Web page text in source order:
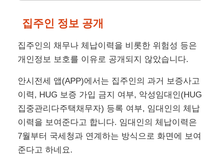
집주인 정보 공개
집주인의 채무나 체납이력을 비롯한 위험성 등은
개인정보 보호를 이유로 공개되지 않았습니다.
안시전세 앱(APP)에서는 집주인의 과거 보증사고
이력, HUG 보증 가입 금지 여부, 악성임대인(HUG
집중관리다주택채무자) 등록 여부, 임대인의 체납
이력을 보여준다고 합니다. 임대인의 체납이력은
7월부터 국세청과 연계하는 방식으로 화면에 보여
준다고 하네요.